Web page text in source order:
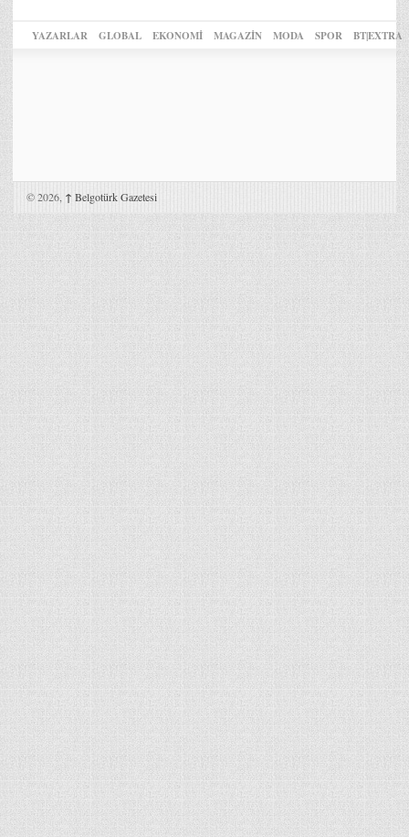
YAZARLAR GLOBAL EKONOMİ MAGAZİN MODA SPOR BT|EXTRA
© 2026, ↑ Belgotürk Gazetesi